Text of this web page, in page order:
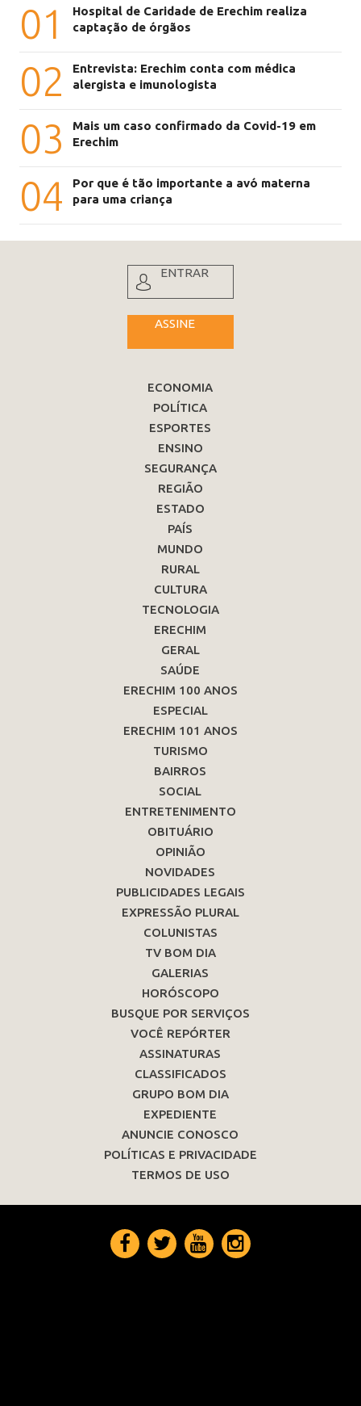
01
Hospital de Caridade de Erechim realiza
captação de órgãos
02
Entrevista: Erechim conta com médica
alergista e imunologista
03
Mais um caso confirmado da Covid-19 em
Erechim
04
Por que é tão importante a avó materna
para uma criança
ENTRAR
ASSINE
ECONOMIA
POLÍTICA
ESPORTES
ENSINO
SEGURANÇA
REGIÃO
ESTADO
PAÍS
MUNDO
RURAL
CULTURA
TECNOLOGIA
ERECHIM
GERAL
SAÚDE
ERECHIM 100 ANOS
ESPECIAL
ERECHIM 101 ANOS
TURISMO
BAIRROS
SOCIAL
ENTRETENIMENTO
OBITUÁRIO
OPINIÃO
NOVIDADES
PUBLICIDADES LEGAIS
EXPRESSÃO PLURAL
COLUNISTAS
TV BOM DIA
GALERIAS
HORÓSCOPO
BUSQUE POR SERVIÇOS
VOCÊ REPÓRTER
ASSINATURAS
CLASSIFICADOS
GRUPO BOM DIA
EXPEDIENTE
ANUNCIE CONOSCO
POLÍTICAS E PRIVACIDADE
TERMOS DE USO